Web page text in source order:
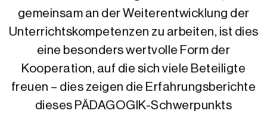
gemeinsam an der Weiterentwicklung der
Unterrichtskompetenzen zu arbeiten, ist dies
eine besonders wertvolle Form der
Kooperation, auf die sich viele Beteiligte
freuen – dies zeigen die Erfahrungsberichte
dieses PÄDAGOGIK-Schwerpunkts